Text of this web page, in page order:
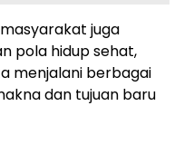
juga
pola hidup sehat,
menjalani berbagai
dan tujuan baru